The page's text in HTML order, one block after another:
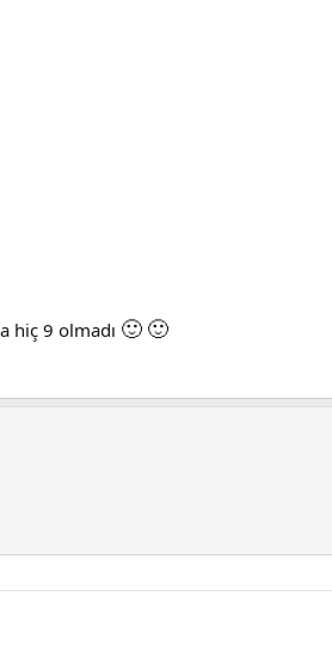
hiç 9 olmadı 🙂 🙂